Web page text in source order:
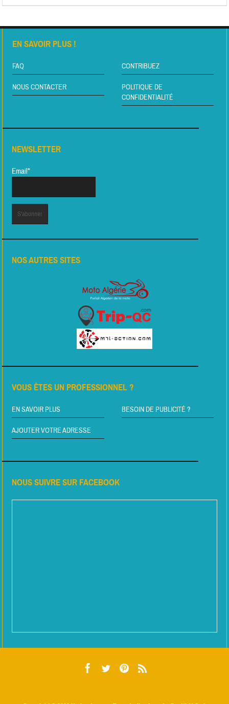
EN SAVOIR PLUS !
FAQ CONTRIBUEZ
NOUS CONTACTER
POLITIQUE DE
CONFIDENTIALITÉ
NEWSLETTER
Email*
NOS AUTRES SITES
VOUS ÊTES UN PROFESSIONNEL ?
EN SAVOIR PLUS BESOIN DE PUBLICITÉ ?
AJOUTER VOTRE ADRESSE
NOUS SUIVRE SUR FACEBOOK